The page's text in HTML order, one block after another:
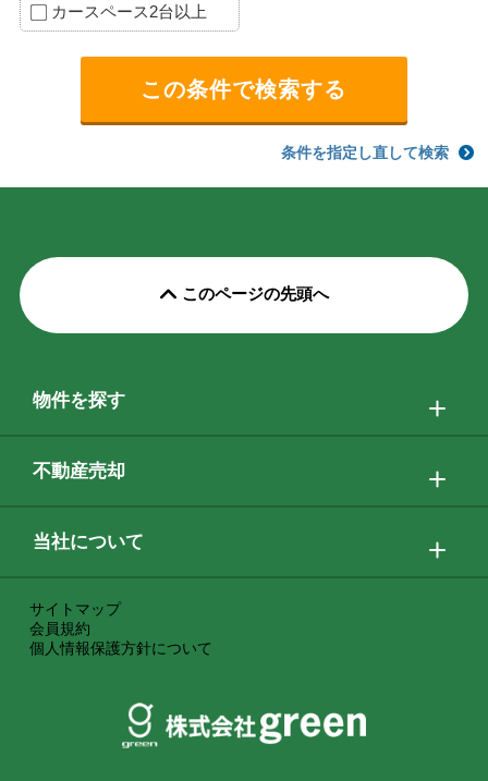
カースペース2台以上
条件を指定し直して検索
このページの先頭へ
物件を探す
不動産売却
当社について
サイトマップ
会員規約
個人情報保護方針について